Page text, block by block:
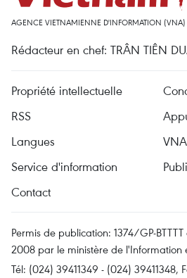
AGENCE VIETNAMIENNE D'INFORMATION (VNA)
Rédacteur en chef: TRÂN TIÊN
Propriété intellectuelle
RSS
Langues
VNA
Service d'information
Contact
Permis de publication: 1374/GP-
2008 par le ministère de l'Information
Tél: (024) 39411349 - (024) 39411348,